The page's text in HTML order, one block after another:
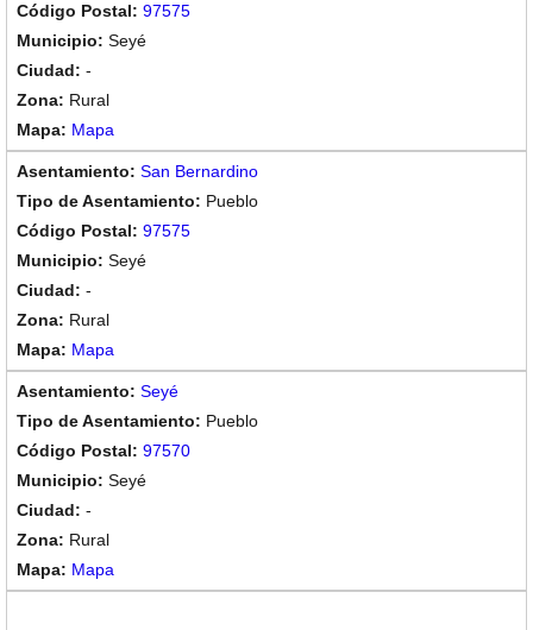
97575
Seyé
-
Rural
Mapa
San Bernardino
Pueblo
97575
Seyé
-
Rural
Mapa
Seyé
Pueblo
97570
Seyé
-
Rural
Mapa